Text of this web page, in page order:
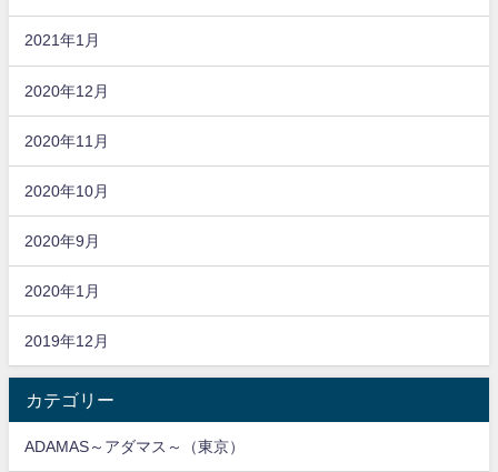
2021年1月
2020年12月
2020年11月
2020年10月
2020年9月
2020年1月
2019年12月
カテゴリー
ADAMAS～アダマス～（東京）